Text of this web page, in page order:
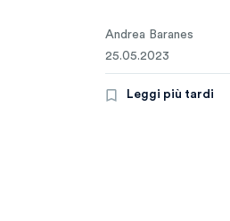
Andrea Baranes
25.05.2023
Leggi più tardi